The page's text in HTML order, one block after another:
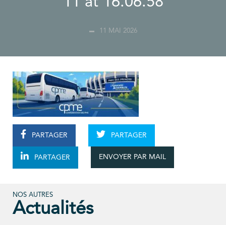
11 MAI 2026
PARTAGER PARTAGER
PARTAGER ENVOYER PAR MAIL
NOS AUTRES
Actualités